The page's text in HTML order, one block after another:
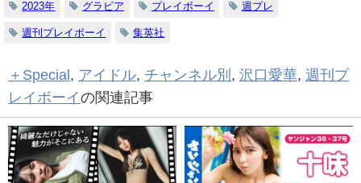
2023年 グラビア プレイボーイ 週プレ
週刊プレイボーイ 集英社
＋Special , アイドル, チャンネル別 , 沢口愛華, 週刊プ
レイボーイの関連記事